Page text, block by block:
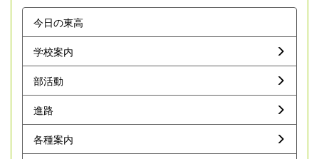
今日の東高
学校案内
部活動
進路
各種案内